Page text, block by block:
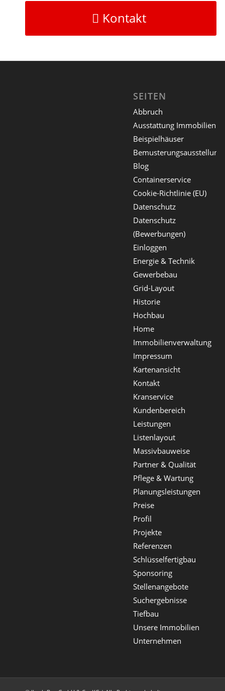
Kontakt
SEITEN
Abbruch
Ausstattung Immobilien
Beispielhäuser
Bemusterungsausstellung
Blog
Containerservice
Cookie-Richtlinie (EU)
Datenschutz
Datenschutz
(Bewerbungen)
Einloggen
Energie & Technik
Gewerbebau
Grid-Layout
Historie
Hochbau
Home
Immobilienverwaltung
Impressum
Kartenansicht
Kontakt
Kranservice
Kundenbereich
Leistungen
Listenlayout
Massivbauweise
Partner & Qualität
Pflege & Wartung
Planungsleistungen
Preise
Profil
Projekte
Referenzen
Schlüsselfertigbau
Sponsoring
Stellenangebote
Suchergebnisse
Tiefbau
Unsere Immobilien
Unternehmen